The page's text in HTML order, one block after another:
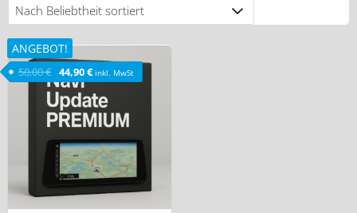
sortiert
ANGEBOT!
50,00€ Ursprünglicher Preis war: 50,00 €
44,90€Aktueller Preis ist: 44,90 €.
inkl. MwSt